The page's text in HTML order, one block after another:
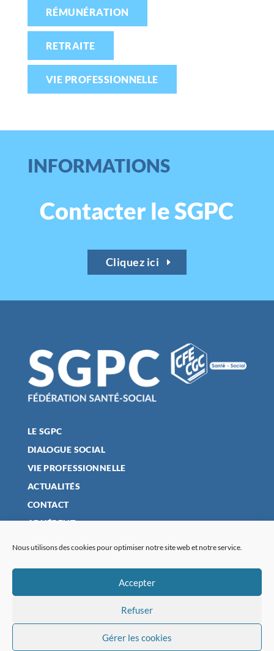
Nous utilisons des cookies pour optimiser notre site web et notre service.
Accepter
Refuser
Gérer les cookies
RÉMUNÉRATION
RETRAITE
VIE PROFESSIONNELLE
INFORMATIONS
Contacter le SGPC
Cliquez ici
LE SGPC
DIALOGUE SOCIAL
VIE PROFESSIONNELLE
ACTUALITÉS
CONTACT
ADHÉRENT
POLITIQUE DE CONFIDENTIALITÉ
POLITIQUE DE COOKIES (UE)